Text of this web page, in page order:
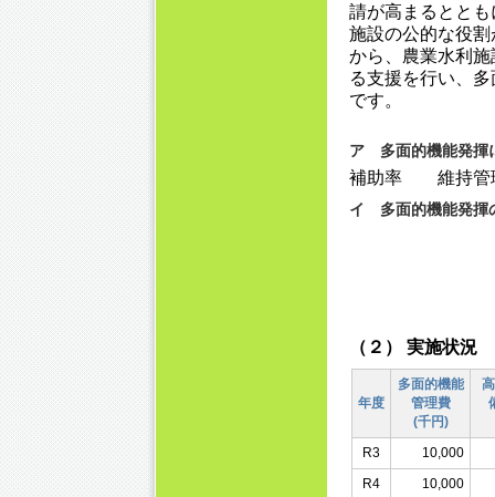
請が高まるとと
施設の公的な役
から、農業水利
る支援を行い、
です。
ア 多面的機能発揮
補助率 維持管理
イ 多面的機能発揮
（２） 実施状況
年度
多面的機能
管理費
(千円)
R3 10,000
R4 10,000